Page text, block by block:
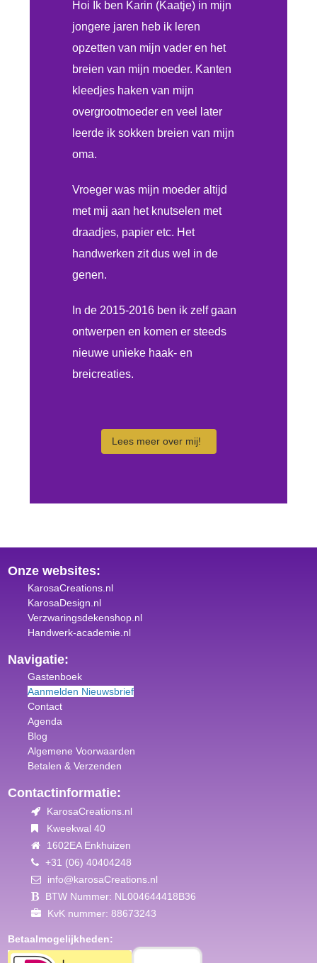
Hoi Ik ben Karin (Kaatje) in mijn
jongere jaren heb ik leren
opzetten van mijn vader en het
breien van mijn moeder. Kanten
kleedjes haken van mijn
overgrootmoeder en veel later
leerde ik sokken breien van mijn
oma.
Vroeger was mijn moeder altijd
met mij aan het knutselen met
draadjes, papier etc. Het
handwerken zit dus wel in de
genen.
In de 2015-2016 ben ik zelf gaan
ontwerpen en komen er steeds
nieuwe unieke haak- en
breicreaties.
Lees meer over mij!
Onze websites:
KarosaCreations.nl
KarosaDesign.nl
Verzwaringsdekenshop.nl
Handwerk-academie.nl
Navigatie:
Gastenboek
Aanmelden Nieuwsbrief
Contact
Agenda
Blog
Algemene Voorwaarden
Betalen & Verzenden
Contactinformatie:
KarosaCreations.nl
Kweekwal 40
1602EA Enkhuizen
+31 (06) 40404248
info@karosaCreations.nl
BTW Nummer: NL004644418B36
KvK nummer: 88673243
Betaalmogelijkheden: